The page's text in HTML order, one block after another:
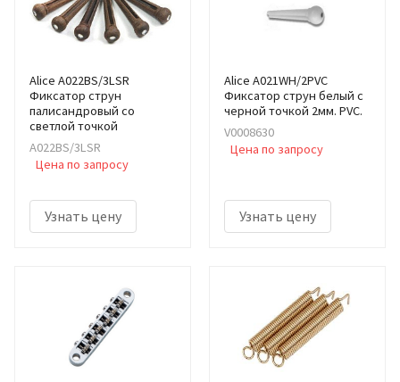
Alice A022BS/3LSR
Фиксатор струн
палисандровый со
светлой точкой
A022BS/3LSR
Цена по запросу
Узнать цену
Alice A021WH/2PVC
Фиксатор струн белый с
черной точкой 2мм. PVC.
V0008630
Цена по запросу
Узнать цену